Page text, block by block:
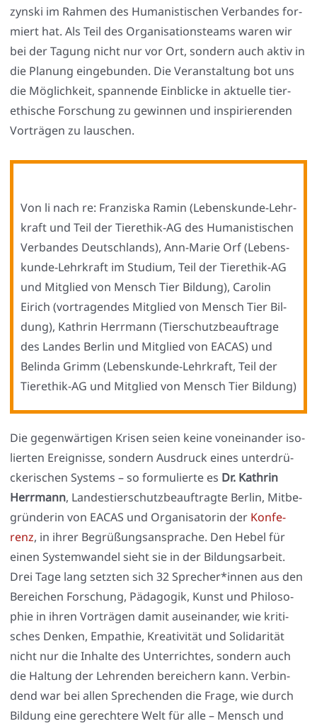
zyn­ski im Rah­men des Huma­nis­ti­schen Ver­ban­des for­
miert hat. Als Teil des Orga­ni­sa­ti­ons­teams waren wir
bei der Tagung nicht nur vor Ort, son­dern auch aktiv in
die Pla­nung ein­ge­bun­den. Die Ver­an­stal­tung bot uns
die Mög­lich­keit, span­nen­de Ein­bli­cke in aktu­el­le tier­
ethi­sche For­schung zu gewin­nen und inspi­rie­ren­den
Vor­trä­gen zu lau­schen.
Von li nach re: Fran­zis­ka Ramin (Lebens­kun­de-Lehr­
kraft und Teil der Tier­ethik-AG des Huma­nis­ti­schen
Ver­ban­des Deutsch­lands), Ann-Marie Orf (Lebens­
kun­de-Lehr­kraft im Stu­di­um, Teil der Tier­ethik-AG
und Mit­glied von Mensch Tier Bil­dung), Caro­lin
Eirich (vor­tra­gen­des Mit­glied von Mensch Tier Bil­
dung), Kath­rin Herr­mann (Tier­schutz­be­auf­tra­ge
des Lan­des Ber­lin und Mit­glied von EACAS) und
Belin­da Grimm (Lebens­kun­de-Lehr­kraft, Teil der
Tier­ethik-AG und Mit­glied von Mensch Tier Bil­dung)
Die gegen­wär­ti­gen Kri­sen sei­en kei­ne von­ein­an­der iso­
lier­ten Ereig­nis­se, son­dern Aus­druck eines unter­drü­
cke­ri­schen Sys­tems – so for­mu­lier­te es Dr. Kath­rin
Herr­mann, Lan­des­tier­schutz­be­auf­trag­te Ber­lin, Mit­be­
grün­de­rin von EACAS und Orga­ni­sa­to­rin der Kon­fe­
renz, in ihrer Begrü­ßungs­an­spra­che. Den Hebel für
einen Sys­tem­wan­del sieht sie in der Bil­dungs­ar­beit.
Drei Tage lang setz­ten sich 32 Sprecher*innen aus den
Berei­chen For­schung, Päd­ago­gik, Kunst und Phi­lo­so­
phie in ihren Vor­trä­gen damit aus­ein­an­der, wie kri­ti­
sches Den­ken, Empa­thie, Krea­ti­vi­tät und Soli­da­ri­tät
nicht nur die Inhal­te des Unter­rich­tes, son­dern auch
die Hal­tung der Leh­ren­den berei­chern kann. Ver­bin­
dend war bei allen Spre­chen­den die Fra­ge, wie durch
Bil­dung eine gerech­te­re Welt für alle – Mensch und